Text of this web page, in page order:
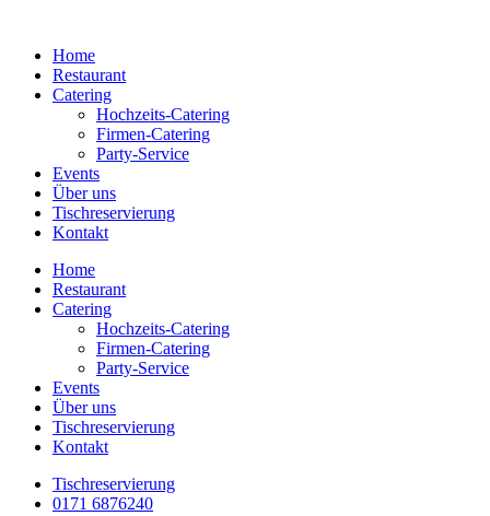
springenHome
Restaurant
Catering
Hochzeits-Catering
Firmen-Catering
Party-Service
Events
Über uns
Tischreservierung
Kontakt
Home
Restaurant
Catering
Hochzeits-Catering
Firmen-Catering
Party-Service
Events
Über uns
Tischreservierung
Kontakt
Tischreservierung
0171 6876240‬